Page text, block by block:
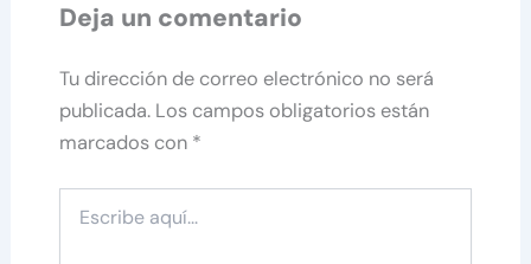
Deja un comentario
Tu dirección de correo electrónico no será
publicada. Los campos obligatorios están
marcados con *
aquí...